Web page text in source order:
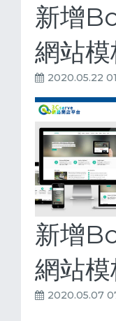
新增
網站模
2020.05.22
新增
網站
2020.05.07